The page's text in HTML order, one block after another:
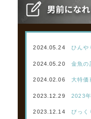
2024.05.24 ひんや
2024.05.20 金魚の
2024.02.06 大特価
2023.12.29 2023
2023.12.14 びっく